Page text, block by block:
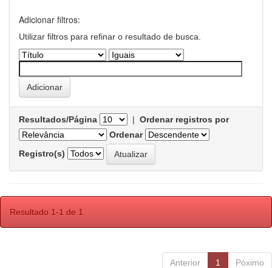
Adicionar filtros:
Utilizar filtros para refinar o resultado de busca.
Resultados/Página | Ordenar registros por
Ordenar
Registro(s)
Resultado 1-1 de 1.
Anterior 1 Póximo